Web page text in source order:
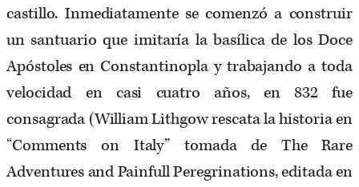
castillo. Inmediatamente se comenzó a construir
un santuario que imitaría la basílica de los Doce
Apóstoles en Constantinopla y trabajando a toda
velocidad en casi cuatro años, en 832 fue
consagrada (William Lithgow rescata la historia en
“Comments on Italy” tomada de The Rare
Adventures and Painfull Peregrinations, editada en